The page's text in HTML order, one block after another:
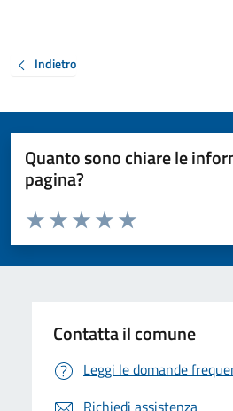
Indietro
Quanto sono chiare le
pagina?
Valuta da 1 a 5 stelle la pagina
Valuta 5 stelle su 5
Valuta 4 stelle su 5
Valuta 3 stelle su 5
Valuta 2 stelle su 5
Valuta 1 stelle su 5
Contatta il comune
Leggi le domande
Richiedi assistenza